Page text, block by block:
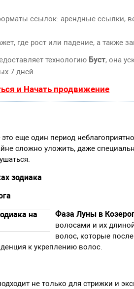
ссылок: арендные ссылки,
где рост или падение, а также
технологию Буст, она
7 дней.
и Начать продвижение
это еще один период
сложно уложить, даже
зодиака
Фаза Луны в
волосами и их
волос, которые
к укреплению волос.
не только для стрижки и